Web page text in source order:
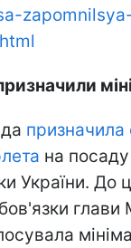
призначила
на посаду
України. До
глави